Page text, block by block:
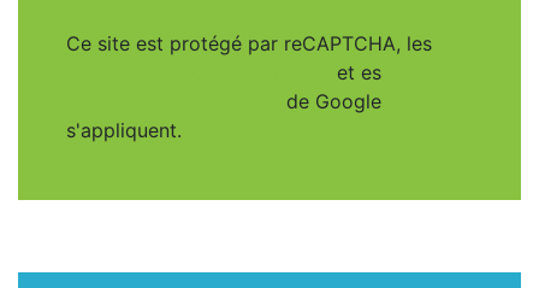
Ce site est protégé par reCAPTCHA, les
et es
de Google
s'appliquent.